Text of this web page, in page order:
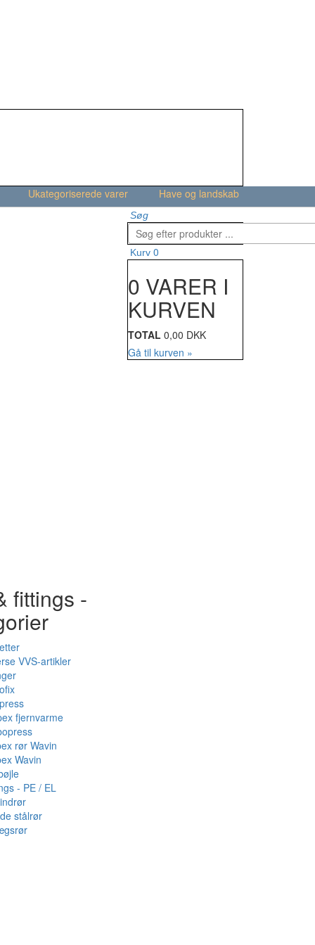
Ukategoriserede varer Have og landskab
fittings -
VVS-artikler
fjernvarme
rør Wavin
Wavin
- PE / EL
stålrør
Søg
Kurv 0
0 VARER I
KURVEN
TOTAL 0,00 DKK
Gå til kurven »